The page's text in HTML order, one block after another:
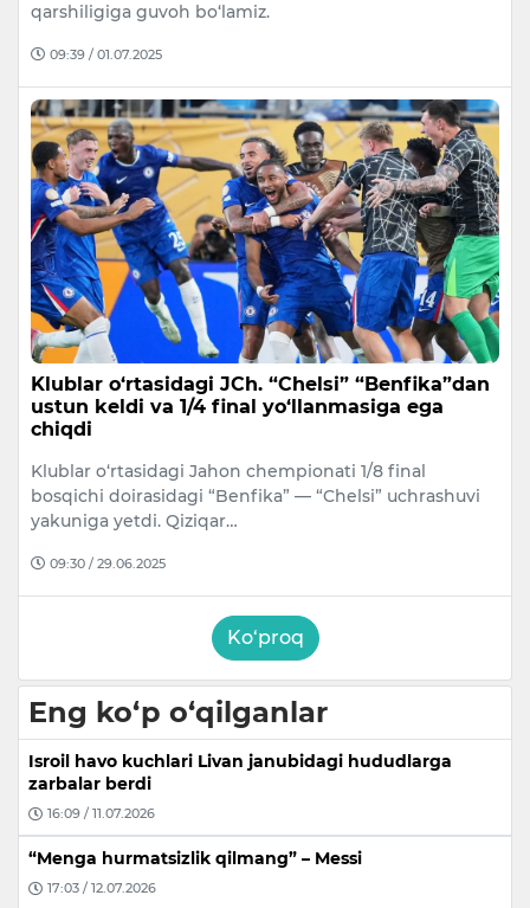
qarshiligiga guvoh bo‘lamiz.
09:39 / 01.07.2025
Klublar o‘rtasidagi JCh. “Chelsi” “Benfika”dan
ustun keldi va 1/4 final yo‘llanmasiga ega
chiqdi
Klublar o‘rtasidagi Jahon chempionati 1/8 final
bosqichi doirasidagi “Benfika” — “Chelsi” uchrashuvi
yakuniga yetdi. Qiziqar…
09:30 / 29.06.2025
Ko‘proq
Eng ko‘p o‘qilganlar
Isroil havo kuchlari Livan janubidagi hududlarga
zarbalar berdi
16:09 / 11.07.2026
“Menga hurmatsizlik qilmang” – Messi
17:03 / 12.07.2026